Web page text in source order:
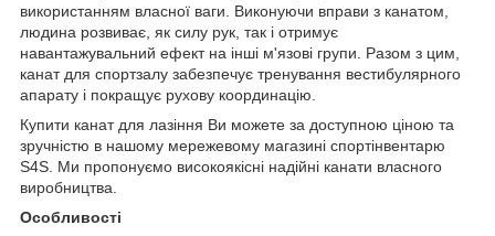
використанням власної ваги. Виконуючи вправи з канатом,
людина розвиває, як силу рук, так і отримує
навантажувальний ефект на інші м'язові групи. Разом з цим,
канат для спортзалу забезпечує тренування вестибулярного
апарату і покращує рухову координацію.
Купити канат для лазіння Ви можете за доступною ціною та
зручністю в нашому мережевому магазині спортінвентарю
S4S. Ми пропонуємо високоякісні надійні канати власного
виробництва.
Особливості